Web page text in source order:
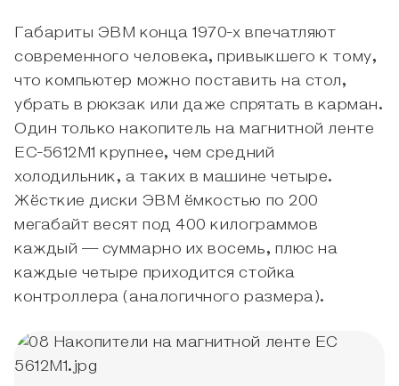
Габариты ЭВМ конца 1970-х впечатляют
современного человека, привыкшего к тому,
что компьютер можно поставить на стол,
убрать в рюкзак или даже спрятать в карман.
Один только накопитель на магнитной ленте
ЕС-5612М1 крупнее, чем средний
холодильник, а таких в машине четыре.
Жёсткие диски ЭВМ ёмкостью по 200
мегабайт весят под 400 килограммов
каждый — суммарно их восемь, плюс на
каждые четыре приходится стойка
контроллера (аналогичного размера).